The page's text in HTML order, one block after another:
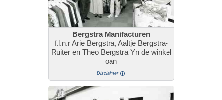
Bergstra Manifacturen
f.l.n.r Arie Bergstra, Aaltje Bergstra-
Ruiter en Theo Bergstra Yn de winkel
oan
Disclaimer